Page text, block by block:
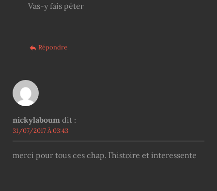
Vas-y fais péter
Répondre
nickylaboum dit :
31/07/2017 À 03:43
merci pour tous ces chap. l’histoire et interessente